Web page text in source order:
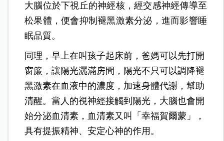
大腦位於下視丘的神經核，經交感神經傳導至
松果體，便會抑制褪黑激素分泌，進而影響睡
眠品質。
同理，早上在叫孩子起床前，爸媽可以先打開
窗簾，讓陽光灑滿房間，陽光不只可以調降褪
黑激素在血液中的濃度，加速身體代謝，幫助
清醒。當人的視神經接觸到陽光，大腦也會開
始分泌血清素，血清素又叫「幸福賀爾蒙」，
具有提振精神、安定心神的作用。